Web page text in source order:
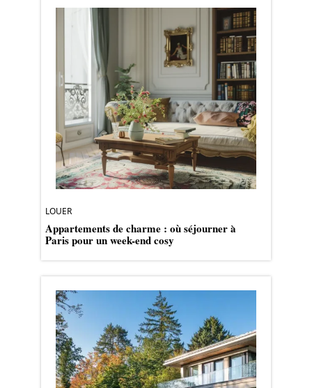
LOUER
Appartements de charme : où séjourner à
Paris pour un week-end cosy